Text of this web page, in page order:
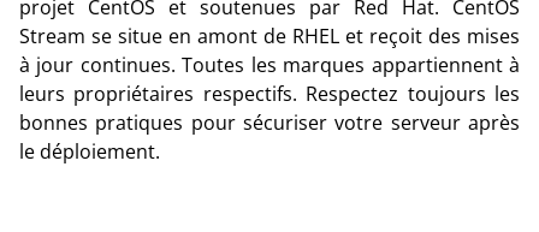
projet CentOS et soutenues par Red Hat. CentOS
Stream se situe en amont de RHEL et reçoit des mises
à jour continues. Toutes les marques appartiennent à
leurs propriétaires respectifs. Respectez toujours les
bonnes pratiques pour sécuriser votre serveur après
le déploiement.